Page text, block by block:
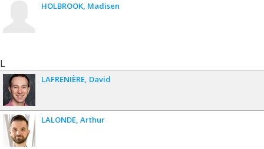
HOLBROOK Madisen
L
LAFRENIÈRE David
LALONDE Arthur